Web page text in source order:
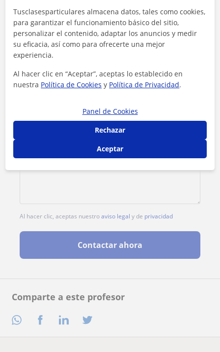
Comparte a este profesor
Contacta con María
Tarifa
Al hacer clic, aceptas nuestroaviso legal y de privacidad
Contactar ahora
Tusclasesparticulares almacena datos, tales como cookies,
para garantizar el funcionamiento básico del sitio,
personalizar el contenido, adaptar los anuncios y medir
su eficacia, así como para ofrecerte una mejor
experiencia.
Al hacer clic en “Aceptar”, aceptas lo establecido en
nuestra Política de Cookies y Política de Privacidad.
Panel de Cookies
Rechazar
Aceptar